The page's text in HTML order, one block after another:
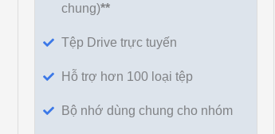
chung)**
Tệp Drive trực tuyến
Hỗ trợ hơn 100 loại tệp
Bộ nhớ dùng chung cho nhóm